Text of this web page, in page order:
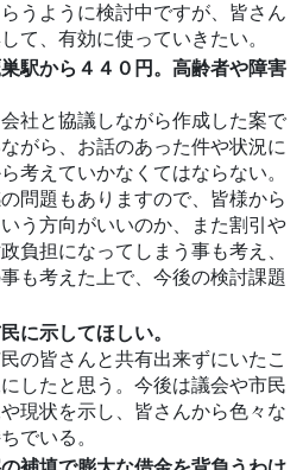
うように検討中ですが、皆さん
て、有効に使っていきたい。
駅から４４０円。高齢者や障害
社と協議しながら作成した案で
がら、お話のあった件や状況に
考えていかなくてはならない。
問題もありますので、皆様から
う方向がいいのか、また割引や
負担になってしまう事も考え、
も考えた上で、今後の検討課題
に示してほしい。
の皆さんと共有出来ずにいたこ
したと思う。今後は議会や市民
現状を示し、皆さんから色々な
でいる。